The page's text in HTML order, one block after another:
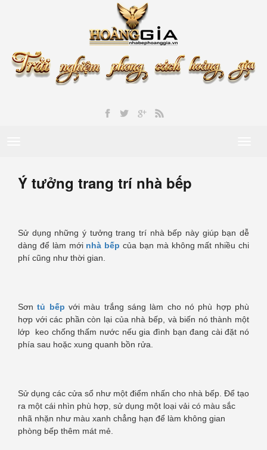
Ý tưởng trang trí nhà bếp
Sử dụng những ý tưởng trang trí nhà bếp này giúp bạn dễ
dàng để làm mới nhà bếp của bạn mà không mất nhiều chi
phí cũng như thời gian.
Sơntủ bếp với màu trắng sáng làm cho nó phù hợp phù
hợp với các phần còn lại của nhà bếp, và biến nó thành một
lớp keo chống thấm nước nếu gia đình bạn đang cài đặt nó
phía sau hoặc xung quanh bồn rửa.
Sử dụng các cửa sổ như một điểm nhấn cho nhà bếp. Để tạo
ra một cái nhìn phù hợp, sử dụng một loại vải có màu sắc
nhã nhặn như màu xanh chẳng hạn để làm không gian
phòng bếp thêm mát mẻ.